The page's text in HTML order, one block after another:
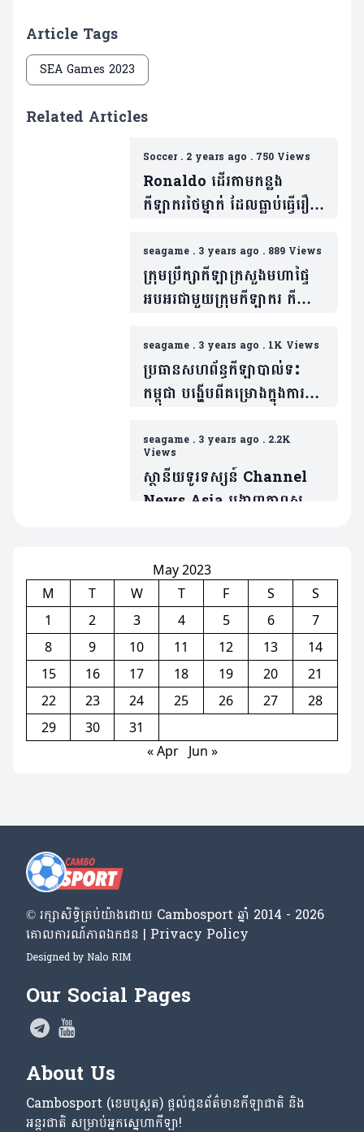
Article Tags
SEA Games 2023
Related Articles
Soccer. 2 years ago . 750 Views
Ronaldo ដើរតាមកន្លង
កីឡាករថៃម្នាក់ ដែលធ្លាប់ធ្វើរឿង
ស៊ីហ្គេម និងទទួលការរិះគន់យ៉ាង
ស្ពឹកមុខ (មានវីដេអូ)
seagame . 3 years ago . 889 Views
ក្រុមប្រឹក្សាកីឡាក្រសួងមហាផ្ទៃ
អបអរជាមួយក្រុមកីឡាករ កីឡា
ជោគជ័យយ៉ាងជ្រាលជ្រៅ ក្នុង
ព្រឹត្តិការណ៍កីឡាស៊ីហ្គេម
seagame . 3 years ago . 1K Views
ប្រធានសហព័ន្ធកីឡាបាល់ទះ
កម្ពុជា បង្ហើបពីគម្រោងក្នុងការ
seagame . 3 years ago . 2.2K
Views
ស្ថានីយទូរទស្សន៍ Channel
News Asia បង្ហាញភាពស្ញប់
(មានវិដេអូ)
May 2023
M
T W T F S
S
1
2 3 4 5 6
7
8
9 10 11 12 13
14
15
16 17 18 19 20
21
22
23 24 25 26 27
28
29
30
31
« Apr
Jun »
© រក្សា​សិទ្ធិ​គ្រប់​យ៉ាង​ដោយ​ Cambosport ឆ្នាំ 2014 - 2026
គោលការណ៍​ភាព​ឯកជន | Privacy Policy
Designed by Nalo RIM
Our Social Pages
About Us
Cambosport (ខេមបូស្ពត) ផ្តល់ជូនព័ត៌មានកីឡាជាតិ និង
អន្តរជាតិ សម្រាប់អ្នកស្នេហាកីឡា!